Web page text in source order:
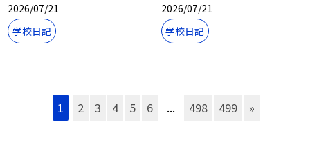
2026/07/21
学校日記
2026/07/21
学校日記
1 2 3 4 5 6 ... 498 499 »